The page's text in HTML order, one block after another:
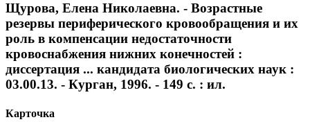
Щурова, Елена Николаевна. - Возрастные
резервы периферического кровообращения и их
роль в компенсации недостаточности
кровоснабжения нижних конечностей :
диссертация ... кандидата биологических наук :
03.00.13. - Курган, 1996. - 149 с. : ил.
Карточка